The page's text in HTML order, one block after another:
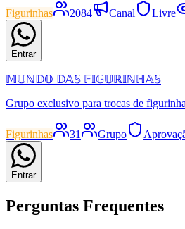
Figurinhas 2084 Canal Livre
Entrar
𝕄𝕌ℕ𝔻𝕆 𝔻𝔸𝕊 𝔽𝕀𝔾𝕌ℝ𝕀ℕℍ𝔸𝕊
Grupo exclusivo para trocas de
Figurinhas 31 Grupo
Entrar
Perguntas Frequentes